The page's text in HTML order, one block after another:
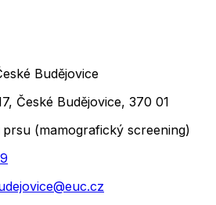
Budějovice
České Budějovice, 370 01
(mamografický screening)